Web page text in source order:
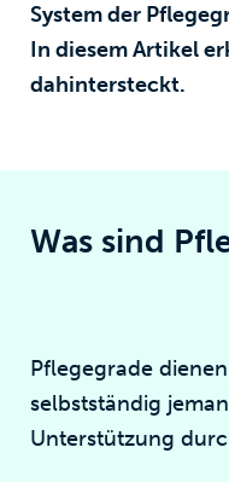
System der
In diesem Artikel
dahintersteckt.
Was sind
Pflegegrade
selbstständig
Unterstützung